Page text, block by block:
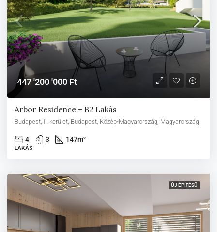
447 '200 '000 Ft
Arbor Residence – B2 Lakás
Budapest, II. kerület, Budapest, Közép-Magyarország, Magyarország
4 3 147m²
LAKÁS
ÚJ ÉPÍTÉSŰ